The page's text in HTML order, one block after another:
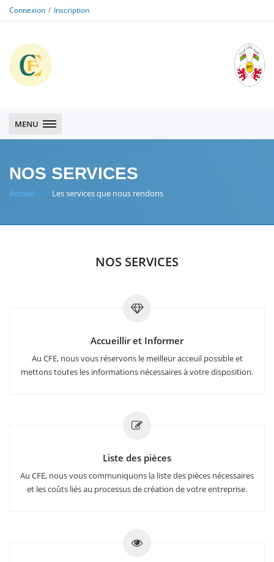
Connexion Inscription
MENU
NOS SERVICES
Accueil Les services que nous rendons
NOS SERVICES
Accueillir et Informer
Au CFE, nous vous réservons le meilleur acceuil possible et
mettons toutes les informations nécessaires à votre disposition.
Liste des pièces
Au CFE, nous vous communiquons la liste des pièces nécessaires
et les coûts liés au processus de création de votre entreprise.